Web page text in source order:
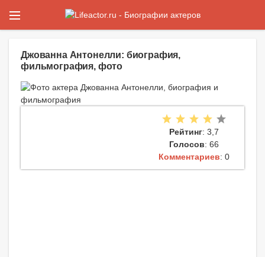
Джованна Антонелли: биография,
фильмография, фото
Рейтинг: 3,7
Голосов: 66
Комментариев: 0